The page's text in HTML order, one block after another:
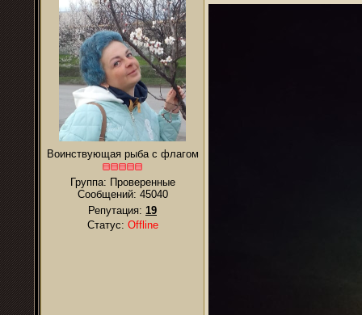
Воинствующая рыба с флагом
Группа: Проверенные
Сообщений: 45040
Репутация: 19
Статус: Offline